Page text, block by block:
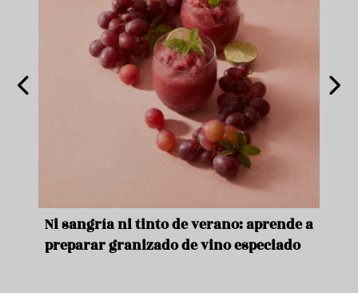
Ni sangría ni tinto de verano: aprende a
preparar granizado de vino especiado